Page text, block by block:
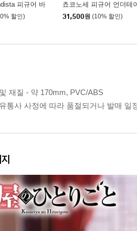
피규어 바
할인)
쵸코노세 피규어 언더테
31,500원 (10% 할인)
재질 - 약 170mm, PVC/ABS
통사 사정에 따라 품절되거나 발매 일